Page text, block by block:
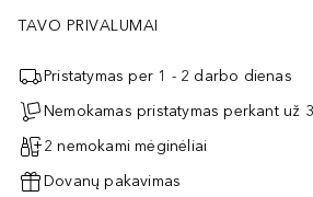
TAVO PRIVALUMAI
Pristatymas per 1 - 2 darbo dienas
Nemokamas pristatymas perkant už
2 nemokami mėginėliai
Dovanų pakavimas